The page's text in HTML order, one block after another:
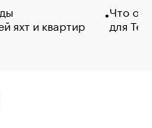
яхт и квартир
Что
для